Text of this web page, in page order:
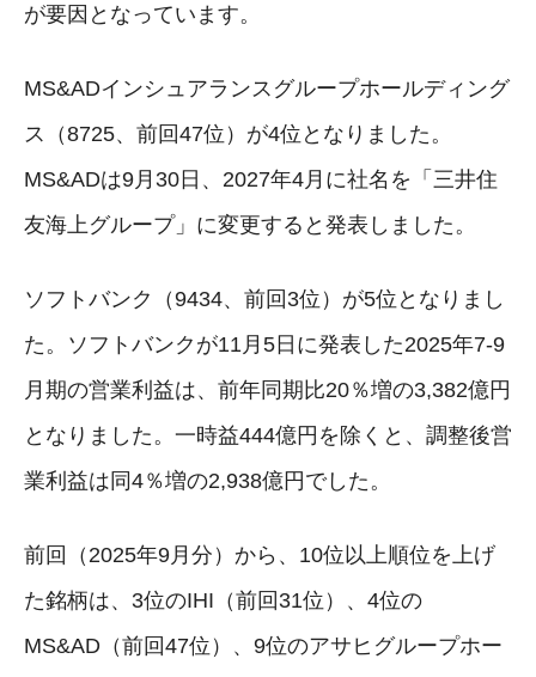
が要因となっています。
MS&ADインシュアランスグループホールディング
ス（8725、前回47位）が4位となりました。
MS&ADは9月30日、2027年4月に社名を「三井住
友海上グループ」に変更すると発表しました。
ソフトバンク（9434、前回3位）が5位となりまし
た。ソフトバンクが11月5日に発表した2025年7-9
月期の営業利益は、前年同期比20％増の3,382億円
となりました。一時益444億円を除くと、調整後営
業利益は同4％増の2,938億円でした。
前回（2025年9月分）から、10位以上順位を上げ
た銘柄は、3位のIHI（前回31位）、4位の
MS&AD（前回47位）、9位のアサヒグループホー